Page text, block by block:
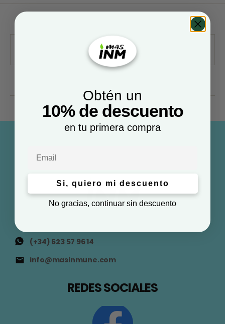
(+34) 623 57 96 14
info@masinmune.com
REDES SOCIALES
Obtén un
10% de descuento
en tu primera compra
Si, quiero mi descuento
No gracias, continuar sin descuento